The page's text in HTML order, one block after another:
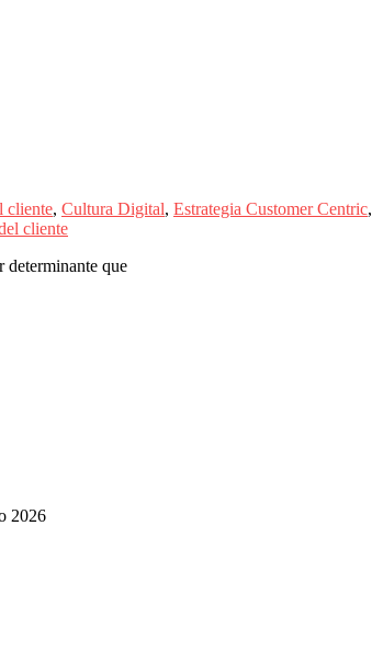
cliente, Cultura Digital, Estrategia Customer Centric,
cliente
determinante que
2026